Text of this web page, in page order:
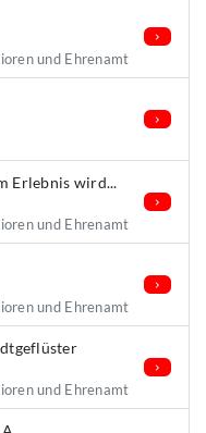
und Ehrenamt
Erlebnis wird...
und Ehrenamt
und Ehrenamt
und Ehrenamt